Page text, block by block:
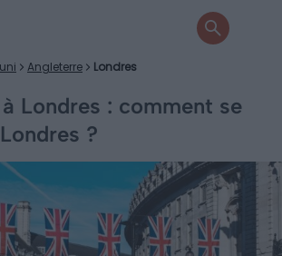
Angleterre Londres
Londres : comment se
?